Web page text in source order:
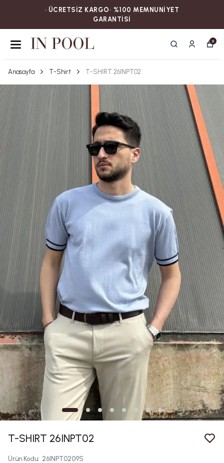
• ÜCRETSİZ KARGOㅤ‎‎‎‎‎‎‎‎• %100 MEMNUNİYET
GARANTİSİ
0
Anasayfa T-Shirt T-SHIRT 26INPT02
T-SHIRT 26INPT02
Ürün Kodu: 26INPT0209S